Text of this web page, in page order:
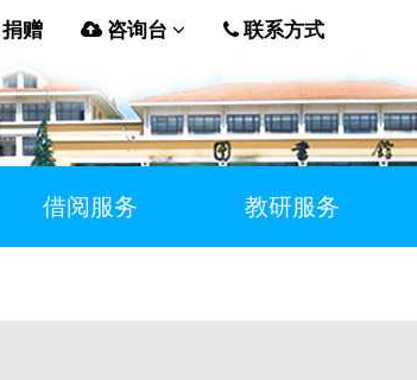
捐赠 咨询台 联系方式
借阅服务 教研服务